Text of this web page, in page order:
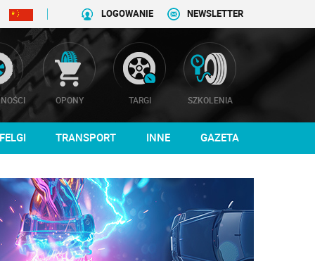
NEWSLETTER
LOGOWANIE
OPONY TARGI SZKOLENIA
FELGI TRANSPORT INNE GAZETA